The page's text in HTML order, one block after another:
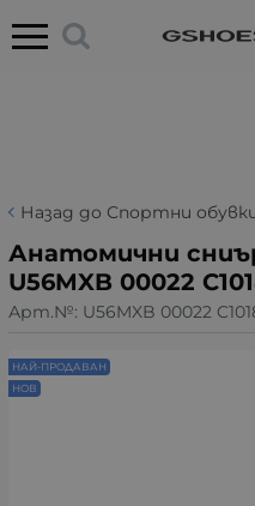
Назад до Спортни
Анатомични
U56MXB 00022
Арт.№: U56MXB 00022
НАЙ-ПРОДАВАН
НОВ